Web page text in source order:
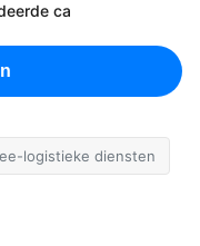
ca
logistieke diensten